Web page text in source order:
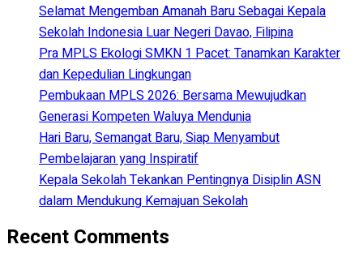
Selamat Mengemban Amanah Baru Sebagai Kepala
Sekolah Indonesia Luar Negeri Davao, Filipina
Pra MPLS Ekologi SMKN 1 Pacet: Tanamkan Karakter
dan Kepedulian Lingkungan
Pembukaan MPLS 2026: Bersama Mewujudkan
Generasi Kompeten Waluya Mendunia
Hari Baru, Semangat Baru, Siap Menyambut
Pembelajaran yang Inspiratif
Kepala Sekolah Tekankan Pentingnya Disiplin ASN
dalam Mendukung Kemajuan Sekolah
Recent Comments